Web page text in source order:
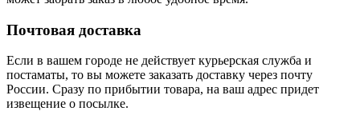
Почтовая доставка
Если в вашем городе не действует курьерская служба и
постаматы, то вы можете заказать доставку через почту
России. Сразу по прибытии товара, на ваш адрес придет
извещение о посылке.